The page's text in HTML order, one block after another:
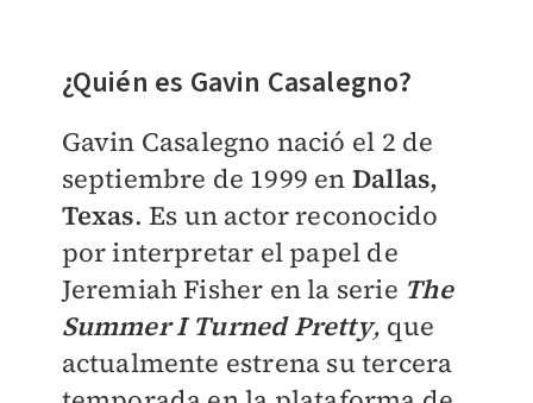
¿Quién es Gavin Casalegno?
​Gavin Casalegno nació el 2 de
septiembre de 1999 en Dallas,
Texas. Es un actor reconocido
por interpretar el papel de
Jeremiah Fisher en la serie The
Summer I Turned Pretty, que
actualmente estrena su tercera